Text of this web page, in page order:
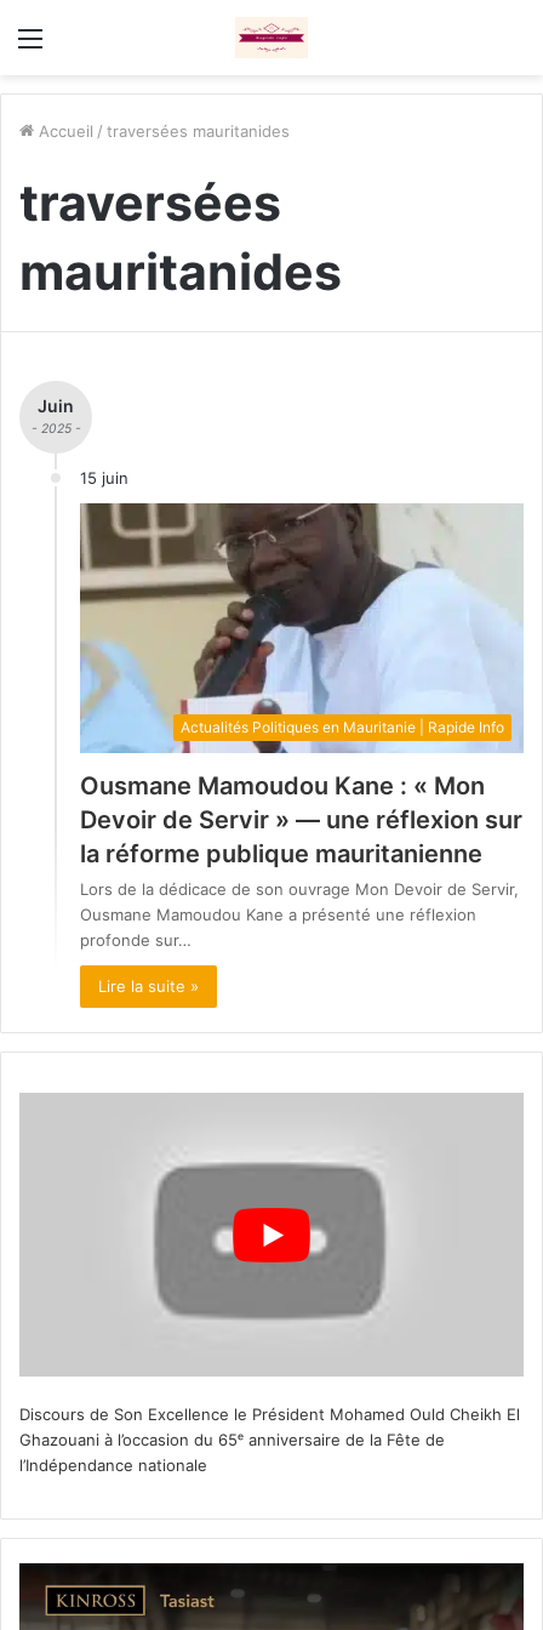
Menu
Accueil / traversées mauritanides
traversées
mauritanides
Juin
- 2025 -
15 juin
Actualités Politiques en Mauritanie | Rapide Info
Ousmane Mamoudou Kane : « Mon
Devoir de Servir » — une réflexion sur
la réforme publique mauritanienne
Lors de la dédicace de son ouvrage Mon Devoir de Servir,
Ousmane Mamoudou Kane a présenté une réflexion
profonde sur…
Lire la suite »
Discours de Son Excellence le Président Mohamed Ould Cheikh El
Ghazouani à l’occasion du 65ᵉ anniversaire de la Fête de
l’Indépendance nationale